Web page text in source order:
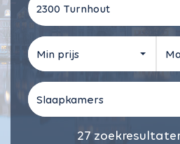
Min prijs
Slaapkamers
27